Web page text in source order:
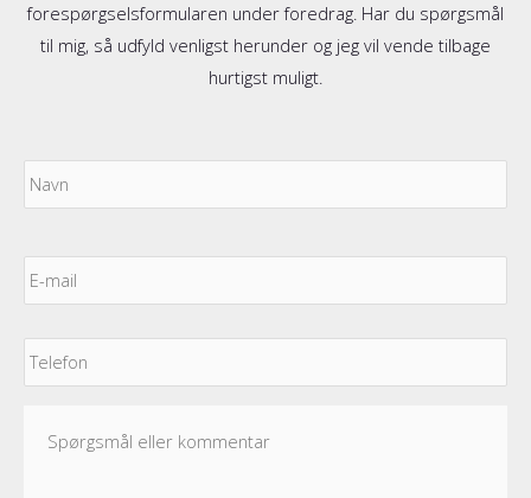
forespørgselsformularen under foredrag. Har du spørgsmål
til mig, så udfyld venligst herunder og jeg vil vende tilbage
hurtigst muligt.
E-
mail *
Telefon
eller
kommentar